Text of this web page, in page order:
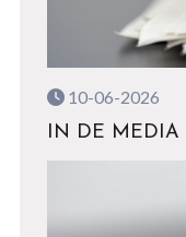
10-06-2026
IN DE MEDIA